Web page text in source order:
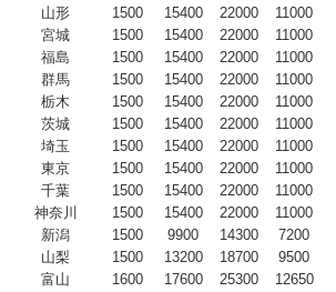
山形
1500 15400 22000
11000
宮城
1500 15400 22000
11000
福島
1500 15400 22000
11000
群馬
1500 15400 22000
11000
栃木
1500 15400 22000
11000
茨城
1500 15400 22000
11000
埼玉
1500 15400 22000
11000
東京
1500 15400 22000
11000
千葉
1500 15400 22000
11000
神奈川
1500 15400 22000
11000
新潟
1500 9900 14300
7200
山梨
1500 13200 18700
9500
富山
1600 17600 25300
12650